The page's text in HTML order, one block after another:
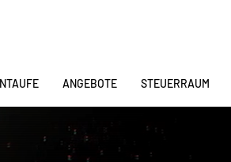
ANGEBOTE STEUERRAUM